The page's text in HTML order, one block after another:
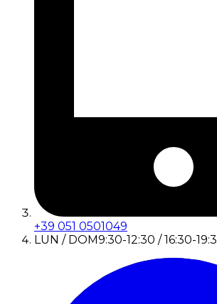
+39 051 0501049
LUN / DOM9:30-12:30 / 16:30-